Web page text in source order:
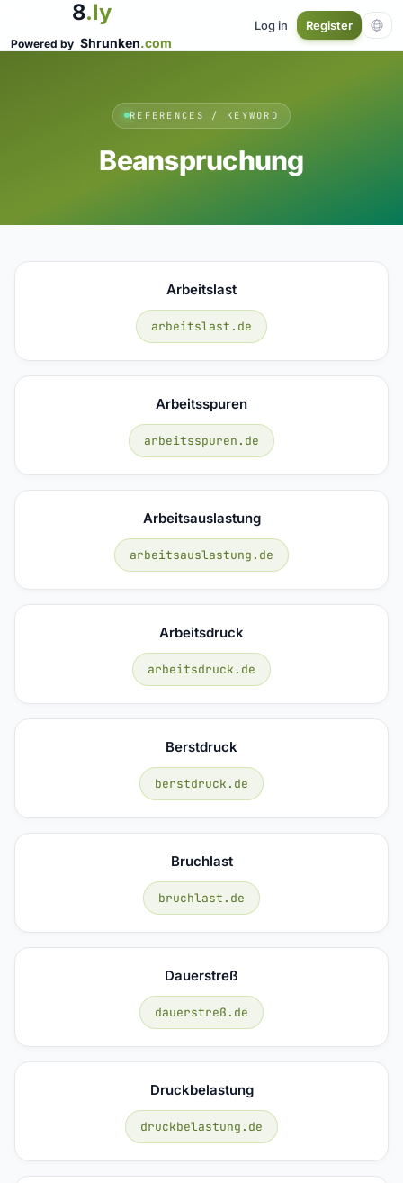
8.ly
Powered by Shrunken.com
Log in Register
REFERENCES / KEYWORD
Beanspruchung
Arbeitslast
arbeitslast.de
Arbeitsspuren
arbeitsspuren.de
Arbeitsauslastung
arbeitsauslastung.de
Arbeitsdruck
arbeitsdruck.de
Berstdruck
berstdruck.de
Bruchlast
bruchlast.de
Dauerstreß
dauerstreß.de
Druckbelastung
druckbelastung.de